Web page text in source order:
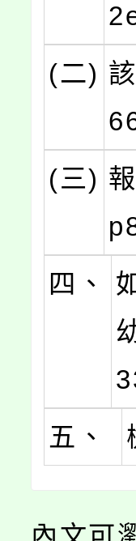
(二)
(三)
四、
五、